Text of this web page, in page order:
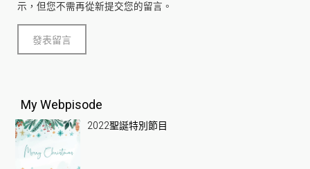
示，但您不需再從新提交您的留言。
My Webpisode
2022聖誕特別節目